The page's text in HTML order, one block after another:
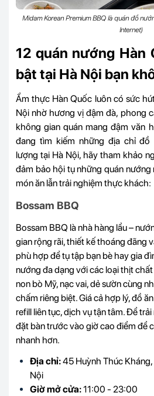
Midam Korean Premium BBQ là quán đồ
Internet)
12 quán nướng Hàn
bật tại Hà Nội bạn
Ẩm thực Hàn Quốc luôn có sức
Nội nhờ hương vị đậm đà, phong
không gian quán mang đậm văn
đang tìm kiếm những địa chỉ đồ
lượng tại Hà Nội, hãy tham khảo
đảm bảo hội tụ những quán
món ăn lẫn trải nghiệm thực khách:
Bossam BBQ
Bossam BBQ là nhà hàng lẩu –
gian rộng rãi, thiết kế thoáng đãng
phù hợp để tụ tập bạn bè hay gia
nướng đa dạng với các loại thịt
non bò Mỹ, nạc vai, dẻ sườn cùng
chấm riêng biệt. Giá cả hợp lý, đồ
refill liên tục, dịch vụ tận tâm. Để
đặt bàn trước vào giờ cao điểm để
nhanh hơn.
Địa chỉ:45 Huỳnh Thúc
Nội
Giờ mở cửa:11:00 - 23:00